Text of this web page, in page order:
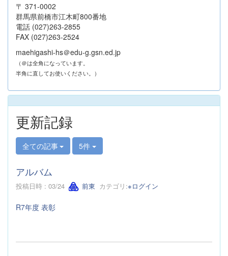
〒 371-0002
群馬県前橋市江木町800番地
電話 (027)263-2855
FAX (027)263-2524
maehigashi-hs＠edu-g.gsn.ed.jp
（＠は全角になっています。
半角に直してお使いください。）
更新記録
全ての記事 5件
アルバム
投稿日時 : 03/24 前東 カテゴリ:※ログイン
R7年度 表彰